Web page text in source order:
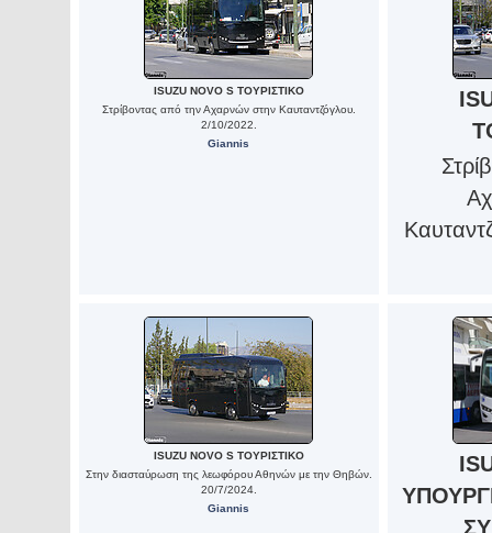
ISUZU NOVO S ΤΟΥΡΙΣΤΙΚΟ
Στρίβοντας από την Αχαρνών στην Καυταντζόγλου.
2/10/2022.
Giannis
ISUZU NOVO S ΤΟΥΡΙΣΤΙΚΟ
Στην διασταύρωση της λεωφόρου Αθηνών με την Θηβών.
20/7/2024.
Giannis